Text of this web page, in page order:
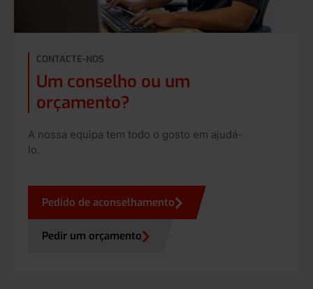
CONTACTE-NOS
Um conselho ou um
orçamento?
A nossa equipa tem todo o gosto em ajudá-
lo.
Pedido de aconselhamento
Pedir um orçamento